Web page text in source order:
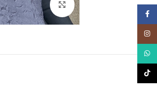
Click to enlarge
WhatsApp